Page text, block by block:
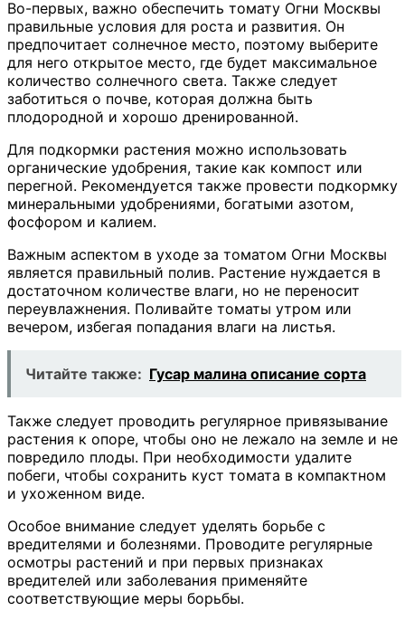
Во-первых, важно обеспечить томату Огни Москвы
правильные условия для роста и развития. Он
предпочитает солнечное место, поэтому выберите
для него открытое место, где будет максимальное
количество солнечного света. Также следует
заботиться о почве, которая должна быть
плодородной и хорошо дренированной.
Для подкормки растения можно использовать
органические удобрения, такие как компост или
перегной. Рекомендуется также провести подкормку
минеральными удобрениями, богатыми азотом,
фосфором и калием.
Важным аспектом в уходе за томатом Огни Москвы
является правильный полив. Растение нуждается в
достаточном количестве влаги, но не переносит
переувлажнения. Поливайте томаты утром или
вечером, избегая попадания влаги на листья.
Читайте также: Гусар малина описание сорта
Также следует проводить регулярное привязывание
растения к опоре, чтобы оно не лежало на земле и не
повредило плоды. При необходимости удалите
побеги, чтобы сохранить куст томата в компактном
и ухоженном виде.
Особое внимание следует уделять борьбе с
вредителями и болезнями. Проводите регулярные
осмотры растений и при первых признаках
вредителей или заболевания применяйте
соответствующие меры борьбы.